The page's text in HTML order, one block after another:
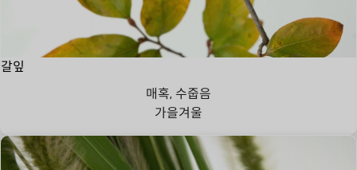
갈잎
매혹, 수줍음
가을겨울